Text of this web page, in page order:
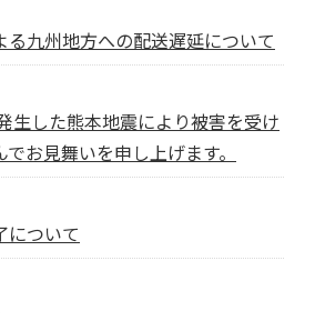
九州地方への配送遅延について
生した熊本地震により被害を受け
お見舞いを申し上げます。
について